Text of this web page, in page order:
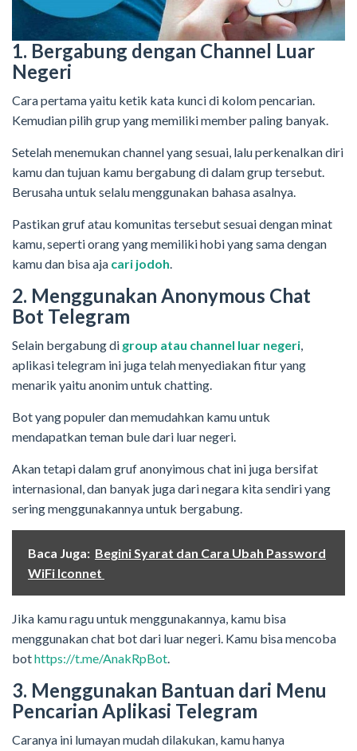
1. Bergabung dengan Channel Luar
Negeri
Cara pertama yaitu ketik kata kunci di kolom pencarian.
Kemudian pilih grup yang memiliki member paling banyak.
Setelah menemukan channel yang sesuai, lalu perkenalkan diri
kamu dan tujuan kamu bergabung di dalam grup tersebut.
Berusaha untuk selalu menggunakan bahasa asalnya.
Pastikan gruf atau komunitas tersebut sesuai dengan minat
kamu, seperti orang yang memiliki hobi yang sama dengan
kamu dan bisa aja cari jodoh.
2. Menggunakan Anonymous Chat
Bot Telegram
Selain bergabung di group atau channel luar negeri,
aplikasi telegram ini juga telah menyediakan fitur yang
menarik yaitu anonim untuk chatting.
Bot yang populer dan memudahkan kamu untuk
mendapatkan teman bule dari luar negeri.
Akan tetapi dalam gruf anonyimous chat ini juga bersifat
internasional, dan banyak juga dari negara kita sendiri yang
sering menggunakannya untuk bergabung.
Baca Juga: Begini Syarat dan Cara Ubah Password
WiFi Iconnet
Jika kamu ragu untuk menggunakannya, kamu bisa
menggunakan chat bot dari luar negeri. Kamu bisa mencoba
bothttps://t.me/AnakRpBot.
3. Menggunakan Bantuan dari Menu
Pencarian Aplikasi Telegram
Caranya ini lumayan mudah dilakukan, kamu hanya